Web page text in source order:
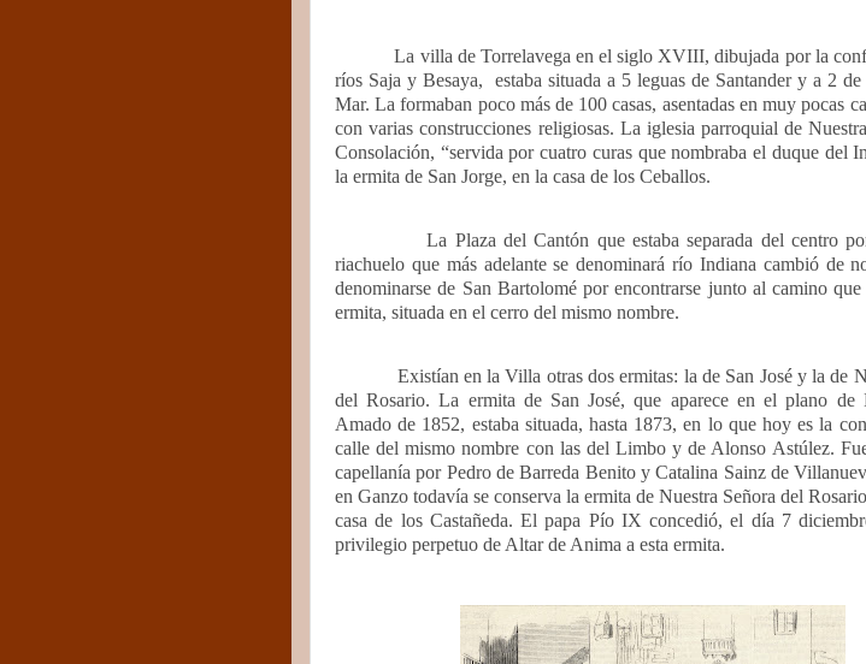
La villa de Torrelavega en el siglo XVIII, dibujada por la
ríos Saja y Besaya,
estaba situada a 5 leguas de Santander y a 2
Mar. La formaban poco más de 100 casas, asentadas en muy pocas
con varias construcciones religiosas. La iglesia parroquial de
Consolación, “servida por cuatro curas que nombraba el duque del
la ermita de San Jorge, en la casa de los Ceballos.
La Plaza del Cantón que estaba separada del centro
riachuelo que más adelante se denominará río Indiana cambió de
denominarse de San Bartolomé por encontrarse junto al camino
ermita, situada en el cerro del mismo nombre.
Existían en la Villa otras dos ermitas: la de San José y la de
del Rosario. La ermita de San José, que aparece en el plano
Amado de 1852, estaba situada, hasta 1873, en lo que hoy es la
calle del mismo nombre con las del Limbo y de Alonso Astúlez.
capellanía por Pedro de Barreda Benito y Catalina Sainz de
en Ganzo todavía se conserva la ermita de Nuestra Señora del
casa de los Castañeda. El papa Pío IX concedió, el día 7
privilegio perpetuo de Altar de Anima a esta ermita.